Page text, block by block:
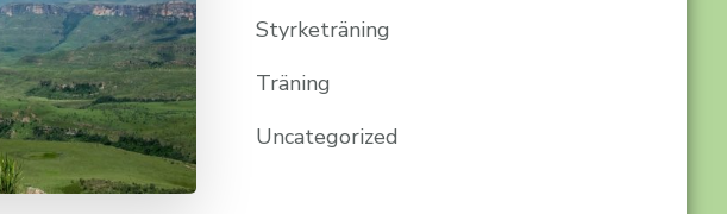
Styrketräning
Träning
Uncategorized